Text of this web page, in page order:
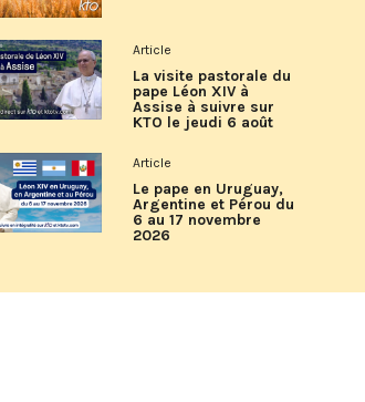
Article
La visite pastorale du
pape Léon XIV à
Assise à suivre sur
KTO le jeudi 6 août
Article
Le pape en Uruguay,
Argentine et Pérou du
6 au 17 novembre
2026